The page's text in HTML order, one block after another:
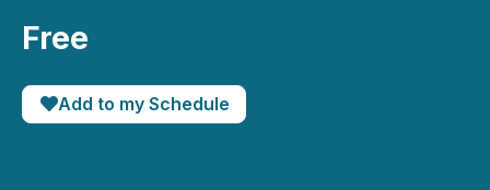
Free
Add to my Schedule